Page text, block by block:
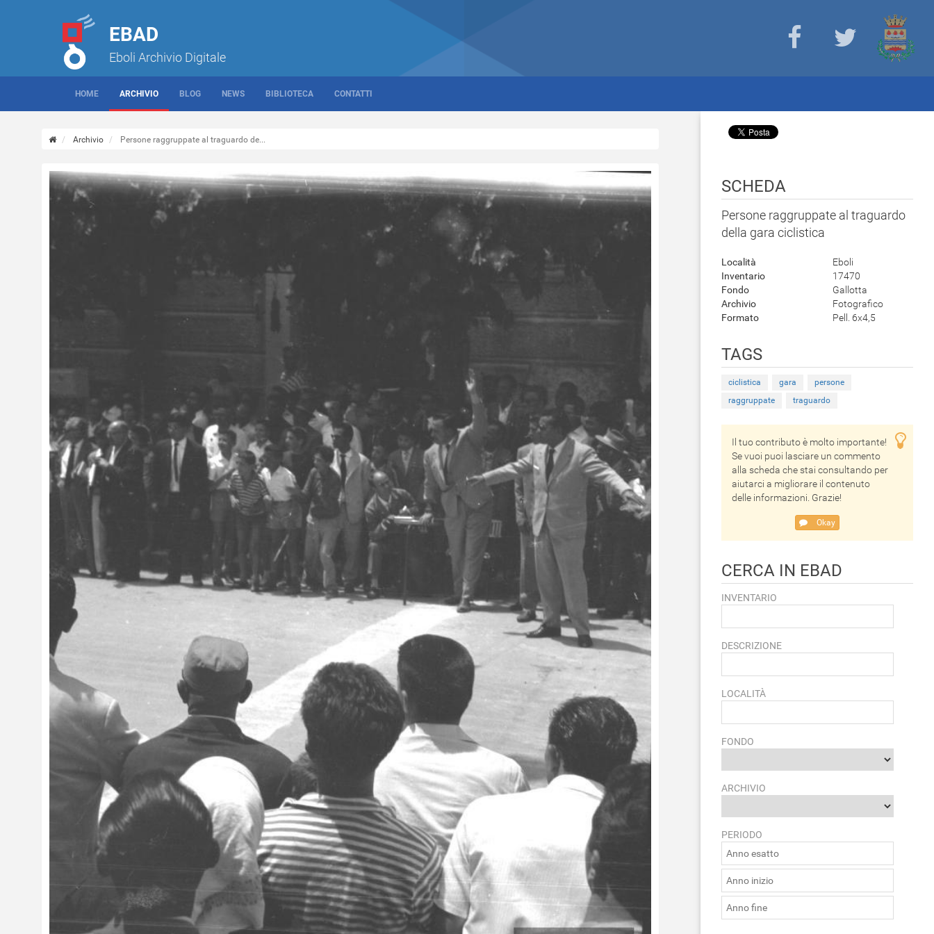
EBAD
Eboli Archivio Digitale
HOME ARCHIVIO BLOG NEWS BIBLIOTECA CONTATTI
Archivio Persone raggruppate al traguardo de...
SCHEDA
Persone raggruppate al traguardo
della gara ciclistica
Località
Eboli
Inventario
17470
Fondo
Gallotta
Archivio
Fotografico
Formato
Pell. 6x4,5
TAGS
ciclistica gara
persone
raggruppate
traguardo
Il tuo contributo è molto importante!
Se vuoi puoi lasciare un commento
alla scheda che stai consultando per
aiutarci a migliorare il contenuto
delle informazioni. Grazie!
Okay
CERCA IN EBAD
INVENTARIO
DESCRIZIONE
LOCALITÀ
FONDO
ARCHIVIO
PERIODO